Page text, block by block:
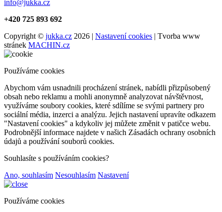
info@jukka.cz
+420 725 893 692
Copyright © jukka.cz 2026 | Nastavení cookies | Tvorba www
stránek MACHIN.cz
Používáme cookies
Abychom vám usnadnili procházení stránek, nabídli přizpůsobený
obsah nebo reklamu a mohli anonymně analyzovat návštěvnost,
využíváme soubory cookies, které sdílíme se svými partnery pro
sociální média, inzerci a analýzu. Jejich nastavení upravíte odkazem
"Nastavení cookies" a kdykoliv jej můžete změnit v patičce webu.
Podrobnější informace najdete v našich Zásadách ochrany osobních
údajů a používání souborů cookies.
Souhlasíte s používáním cookies?
Ano, souhlasím Nesouhlasím Nastavení
Používáme cookies